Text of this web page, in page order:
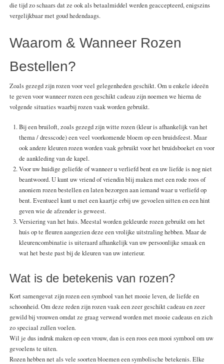
die tijd zo schaars dat ze ook als betaalmiddel werden geaccepteerd, enigszins
vergelijkbaar met goud hedendaags.
Waarom & Wanneer Rozen
Bestellen?
Zoals gezegd zijn rozen voor veel gelegenheden geschikt. Om u enkele ideeën
te geven voor wanneer rozen een geschikt cadeau zijn noemen we hierna de
volgende situaties waarbij rozen vaak worden gebruikt.
Bij een bruiloft, zoals gezegd zijn witte rozen (kleur is afhankelijk van het
thema / dresscode) een veel voorkomende bloem op een bruidsfeest. Maar
ook andere kleuren rozen worden vaak gebruikt voor het bruidsboeket en voor
de aankleding van de kapel.
Voor uw huidige geliefde of wanneer u verliefd bent en uw liefde is nog niet
beantwoord. U kunt uw vriend of vriendin blij maken met een rode roos of
anoniem rozen bestellen en laten bezorgen aan iemand waar u verliefd op
bent. Eventueel kunt u met een kaartje erbij uw gevoelen uitten en een hint
geven wie de afzender is geweest.
Versiering van het huis. Meestal worden gekleurde rozen gebruikt om het
huis op te fleuren aangezien deze een vrolijke uitstraling hebben. Maar de
kleurencombinatie is uiteraard afhankelijk van uw persoonlijke smaak en
wat het beste past bij de kleuren van uw interieur.
Wat is de betekenis van rozen?
Kort samengevat zijn rozen een symbool van het mooie leven, de liefde en
schoonheid. Om deze reden zijn rozen vaak een zeer geschikt cadeau en zeer
gewild bij vrouwen omdat ze graag verwend worden met mooie cadeaus en zich
zo speciaal zullen voelen.
Wil je dus indruk maken op een vrouw, dan is een roos een mooi symbool om uw
gevoelens te uiten.
Rozen hebben net als vele soorten bloemen een symbolische betekenis. Elke